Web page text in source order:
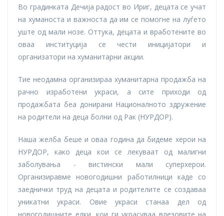
Во градинката Дечија радост во Ириг, децата се учат
на хуманоста и важноста да им се помогне на луѓето
уште од мали нозе. Оттука, децата и вработените во
оваа институција се чести иницијатори и
организатори на хуманитарни акции.
Тие неодамна организираа хуманитарна продажба на
рачно изработени украси, а сите приходи од
продажбата беа донирани Националното здружение
на родители на деца болни од Рак (НУРДОР).
Наша желба беше и оваа година да бидеме херои на
НУРДОР, како деца кои се лекуваат од малигни
заболувања - вистински мали суперхерои.
Организиравме новогодишни работилници каде со
заеднички труд на децата и родителите се создаваа
уникатни украси. Овие украси станаа дел од